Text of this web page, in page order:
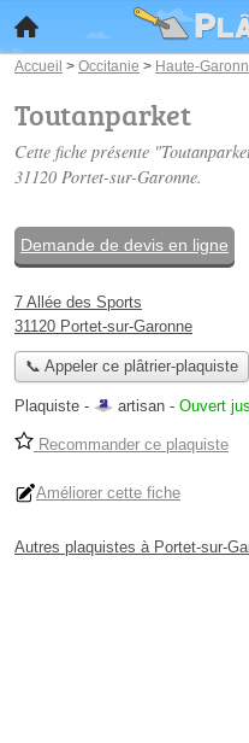
Accueil > Occitanie > Haute-
Toutanparket
Cette fiche présente
31120 Portet-sur-Garonne.
Demande de devis en ligne
7 Allée des Sports
31120 Portet-sur-Garonne
📞 Appeler ce plâtrier-plaquiste
Plaquiste - artisan - Ouvert
Recommander ce plaquiste
Améliorer cette fiche
Autres plaquistes à Portet-sur-